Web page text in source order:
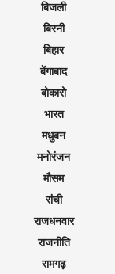
बिजली
बिरनी
बिहार
बेंगाबाद
बोकारो
भारत
मधुबन
मनोरंजन
मौसम
रांची
राजधनवार
राजनीति
रामगढ़